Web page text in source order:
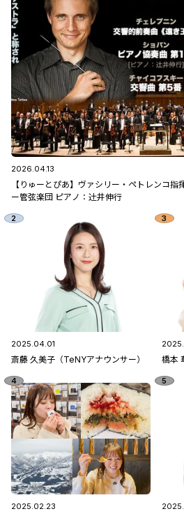
2026.04.13
【りゅーとぴあ】ヴァシリー・ペトレンコ
ー管弦楽団 ピアノ：辻󠄀井伸行
2025.04.01
斎藤 久美子（TeNYアナウンサー） 橋本
2025.02.23